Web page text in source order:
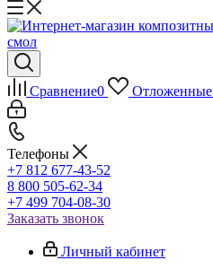
Сравнение0 Отложенные
Телефоны
+7 812 677-43-52
8 800 505-62-34
+7 499 704-08-30
Заказать звонок
Личный кабинет